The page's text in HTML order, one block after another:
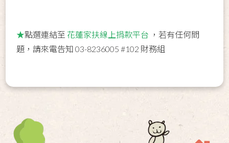
★點選連結至 花蓮家扶線上捐款平台 ，若有任何問
題，請來電告知 03-8236005 #102 財務組